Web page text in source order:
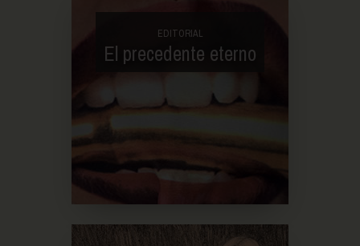
EDITORIAL
El precedente eterno